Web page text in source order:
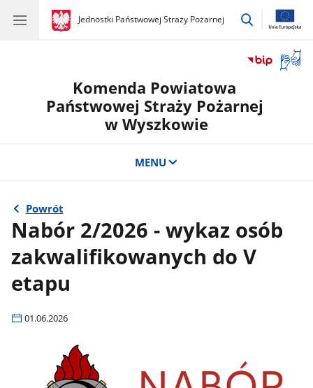
gov.pl
Jednostki Państwowej Straży Pożarnej
gov.pl
Jednostki
przejdź
okno
Komenda Powiatowa
Państwowej Straży Pożarnej
w Wyszkowie
MENU
Powrót
Nabór 2/2026 - wykaz osób
zakwalifikowanych do V
etapu
01.06.2026